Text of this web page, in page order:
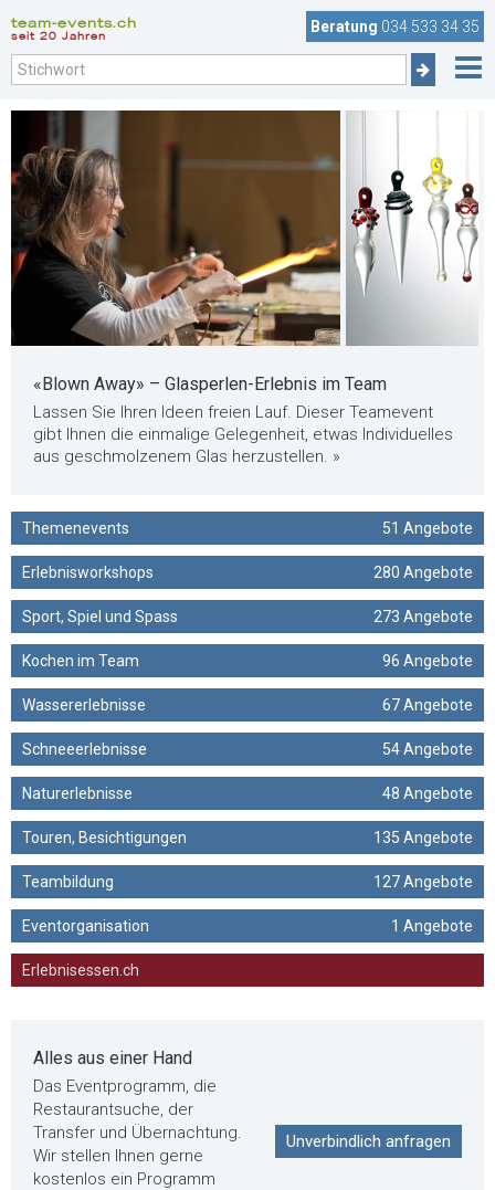
team-events.ch
seit 20 Jahren
Beratung 034 533 34 35
«Blown Away» – Glasperlen-Erlebnis im Team
Lassen Sie Ihren Ideen freien Lauf. Dieser Teamevent
gibt Ihnen die einmalige Gelegenheit, etwas Individuelles
aus geschmolzenem Glas herzustellen. »
Themenevents 51 Angebote
Erlebnisworkshops 280 Angebote
Sport, Spiel und Spass 273 Angebote
Kochen im Team 96 Angebote
Wassererlebnisse 67 Angebote
Schneeerlebnisse 54 Angebote
Naturerlebnisse 48 Angebote
Touren, Besichtigungen 135 Angebote
Teambildung 127 Angebote
Eventorganisation 1 Angebote
Erlebnisessen.ch
Alles aus einer Hand
Das Eventprogramm, die
Restaurantsuche, der
Transfer und Übernachtung.
Wir stellen Ihnen gerne
kostenlos ein Programm
Unverbindlich anfragen